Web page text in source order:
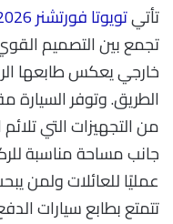
تأتيتويوتا فورتشنر 2026
تجمع بين التصميم
خارجي يعكس طابعها
الطريق. وتوفر
من التجهيزات التي
جانب مساحة مناسبة
عمليًا للعائلات ولمن
تتمتع بطابع سيارات